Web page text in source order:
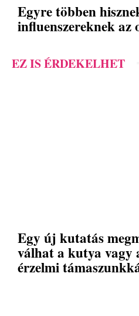
Egyre többen
influenszereknek az
EZ IS ÉRDEKELHET
Egy új kutatás
válhat a kutya vagy
érzelmi